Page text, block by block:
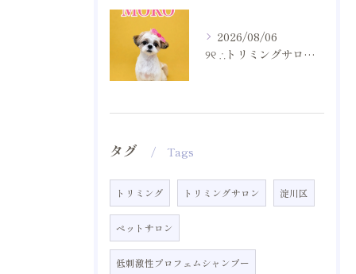
2026/08/06
୨୧ ∴トリミングサロン∴ ୨୧
タグ Tags
トリミング トリミングサロン 淀川区
ペットサロン
低刺激性プロフェムシャンプー